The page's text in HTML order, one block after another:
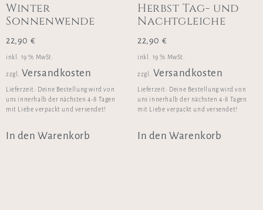
Winter
Sonnenwende
22,90 €
inkl. 19 % MwSt.
zzgl. Versandkosten
Lieferzeit: Deine Bestellung wird von
uns innerhalb der nächsten 4-8 Tagen
mit Liebe verpackt und versendet!
In den Warenkorb
Herbst Tag- und
Nachtgleiche
22,90 €
inkl. 19 % MwSt.
zzgl. Versandkosten
Lieferzeit: Deine Bestellung wird von
uns innerhalb der nächsten 4-8 Tagen
mit Liebe verpackt und versendet!
In den Warenkorb